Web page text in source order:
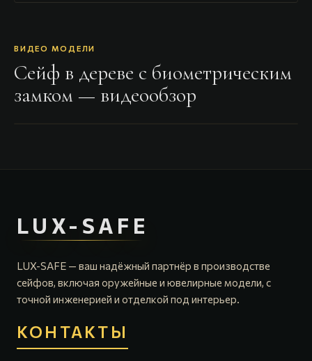
ВИДЕО МОДЕЛИ
Сейф в дереве с биометрическим
замком — видеообзор
LUX-SAFE
LUX-SAFE — ваш надёжный партнёр в производстве
сейфов, включая оружейные и ювелирные модели, с
точной инженерией и отделкой под интерьер.
КОНТАКТЫ